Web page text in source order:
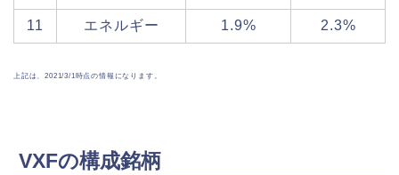
11 エネルギー 1.9% 2.3%
上記は、2021/3/1時点の情報になります。
VXFの構成銘柄